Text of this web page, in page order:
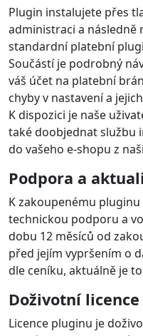
Plugin instalujete přes
administraci a následně
standardní platební
Součástí je podrobný
váš účet na platební
chyby v nastavení a
K dispozici je naše
také doobjednat službu
do vašeho e-shopu z
Podpora a
K zakoupenému
technickou podporu a
dobu 12 měsíců od
před jejím vypršením o
dle ceníku, aktuálně je to
Doživotní licence
Licence pluginu je